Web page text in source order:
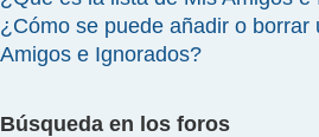
¿Cómo se puede añadir o borrar
Amigos e Ignorados?
Búsqueda en los foros